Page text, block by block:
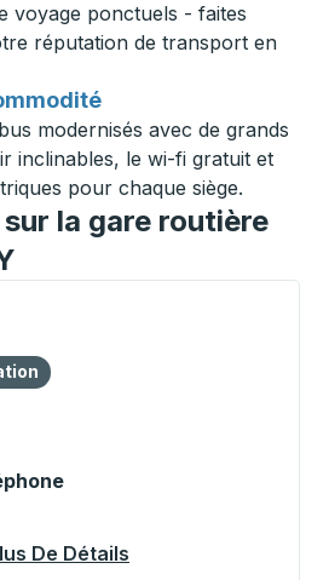
voyage ponctuels - faites
réputation de transport en
modernisés avec de grands
inclinables, le wi-fi gratuit et
pour chaque siège.
la gare routière
les touches fléchées ou la
De Détails